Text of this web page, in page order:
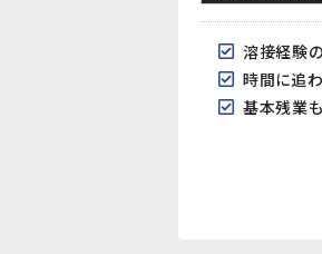
溶接経験
時間に追
基本残業